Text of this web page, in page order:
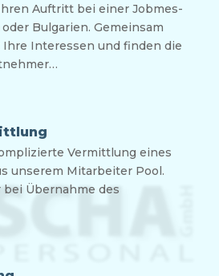
Auf­tritt bei einer Job­mes­
Bul­ga­ri­en. Gemein­sam
Inter­es­sen und fin­den die
Ver­mitt­lung eines
unse­rem Mit­ar­bei­ter Pool.
bei Über­nah­me des